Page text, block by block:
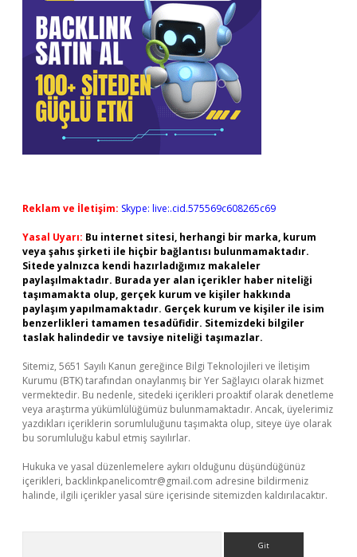
Reklam ve İletişim: Skype: live:.cid.575569c608265c69
Yasal Uyarı: Bu internet sitesi, herhangi bir marka, kurum
veya şahıs şirketi ile hiçbir bağlantısı bulunmamaktadır.
Sitede yalnızca kendi hazırladığımız makaleler
paylaşılmaktadır. Burada yer alan içerikler haber niteliği
taşımamakta olup, gerçek kurum ve kişiler hakkında
paylaşım yapılmamaktadır. Gerçek kurum ve kişiler ile isim
benzerlikleri tamamen tesadüfidir. Sitemizdeki bilgiler
taslak halindedir ve tavsiye niteliği taşımazlar.
Sitemiz, 5651 Sayılı Kanun gereğince Bilgi Teknolojileri ve İletişim
Kurumu (BTK) tarafından onaylanmış bir Yer Sağlayıcı olarak hizmet
vermektedir. Bu nedenle, sitedeki içerikleri proaktif olarak denetleme
veya araştırma yükümlülüğümüz bulunmamaktadır. Ancak, üyelerimiz
yazdıkları içeriklerin sorumluluğunu taşımakta olup, siteye üye olarak
bu sorumluluğu kabul etmiş sayılırlar.
Hukuka ve yasal düzenlemelere aykırı olduğunu düşündüğünüz
içerikleri, backlinkpanelicomtr@gmail.com adresine bildirmeniz
halinde, ilgili içerikler yasal süre içerisinde sitemizden kaldırılacaktır.